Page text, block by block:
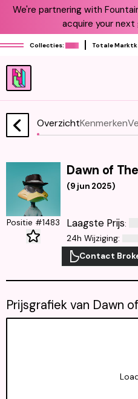
We're partnering with
acquire your next
Collecties: Totale
OverzichtKenmerken
Dawn of
(9 jun 2025)
Positie #1483 Laagste Prijs:
24h Wijziging:
Contact
Prijsgrafiek van Dawn